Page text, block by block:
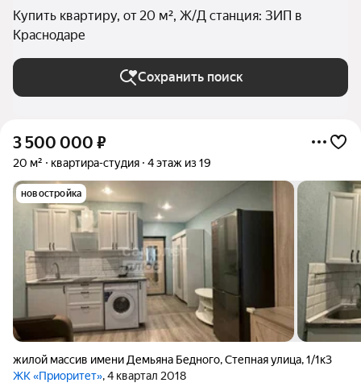
Купить квартиру, от 20 м², Ж/Д станция: ЗИП в
Краснодаре
Сохранить поиск
3 500 000 ₽
20 м² квартира-студия 4 этаж из 19
новостройка
жилой массив имени Демьяна Бедного,Степная улица,1/1к3
ЖК «Приоритет», 4 квартал 2018